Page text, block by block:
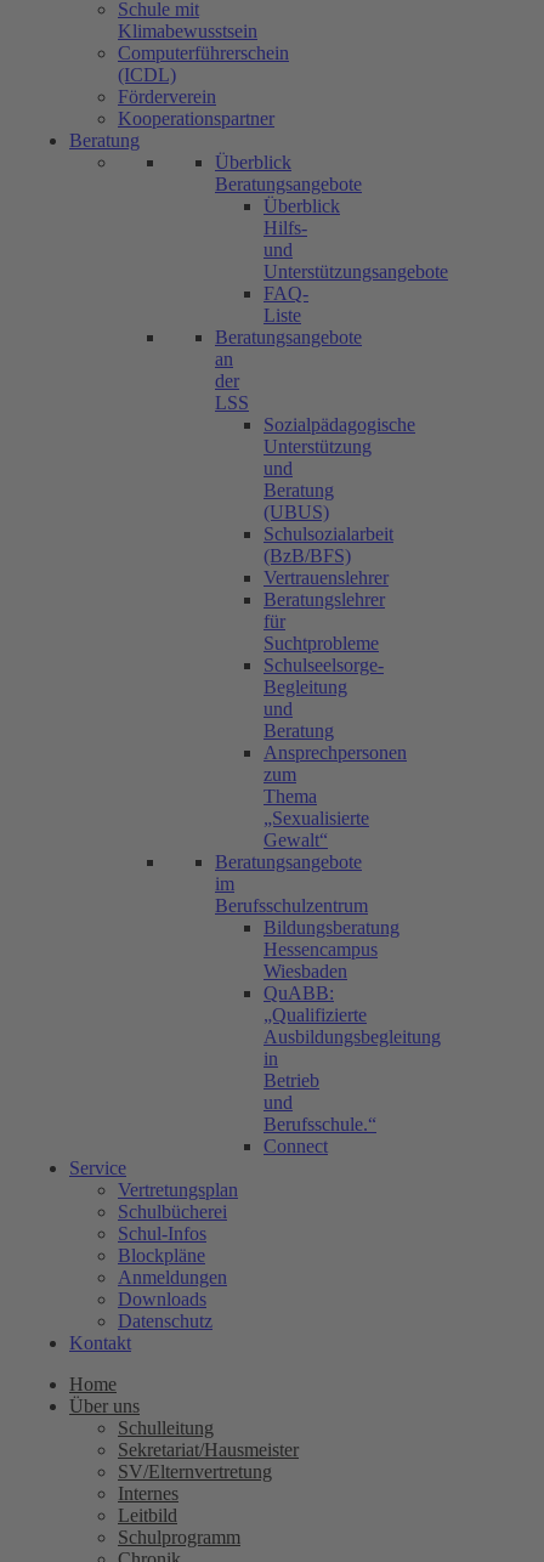
Schule mit
Klimabewusstsein
Computerführerschein
(ICDL)
Förderverein
Kooperationspartner
Beratung
Überblick
Beratungsangebote
Überblick
Hilfs-
und
Unterstützungsangebote
FAQ-
Liste
Beratungsangebote
an
der
LSS
Sozialpädagogische
Unterstützung
und
Beratung
(UBUS)
Schulsozialarbeit
(BzB/BFS)
Vertrauenslehrer
Beratungslehrer
für
Suchtprobleme
Schulseelsorge-
Begleitung
und
Beratung
Ansprechpersonen
zum
Thema
„Sexualisierte
Gewalt“
Beratungsangebote
im
Berufsschulzentrum
Bildungsberatung
Hessencampus
Wiesbaden
QuABB:
„Qualifizierte
Ausbildungsbegleitung
in
Betrieb
und
Berufsschule.“
Connect
Service
Vertretungsplan
Schulbücherei
Schul-Infos
Blockpläne
Anmeldungen
Downloads
Datenschutz
Kontakt
Home
Über uns
Schulleitung
Sekretariat/Hausmeister
SV/Elternvertretung
Internes
Leitbild
Schulprogramm